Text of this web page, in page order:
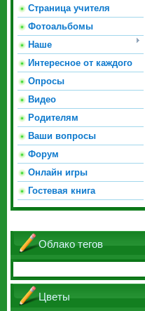
Страница учителя
Фотоальбомы
Наше
Интересное от каждого
Опросы
Видео
Родителям
Ваши вопросы
Форум
Онлайн игры
Гостевая книга
Облако тегов
Цветы